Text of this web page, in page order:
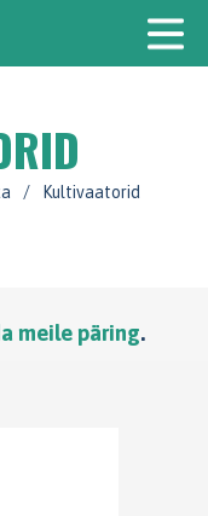
/ Kultivaatorid
meile päring.